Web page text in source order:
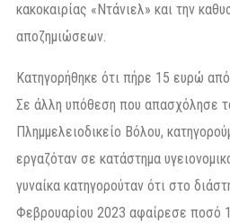
κακοκαιρίας «Ντάνιελ» και την
αποζημιώσεων.
Κατηγορήθηκε ότι πήρε 15 ευρώ
Σε άλλη υπόθεση που απασχόλησε
Πλημμελειοδικείο Βόλου,
εργαζόταν σε κατάστημα
γυναίκα κατηγορούταν ότι στο
Φεβρουαρίου 2023 αφαίρεσε ποσό